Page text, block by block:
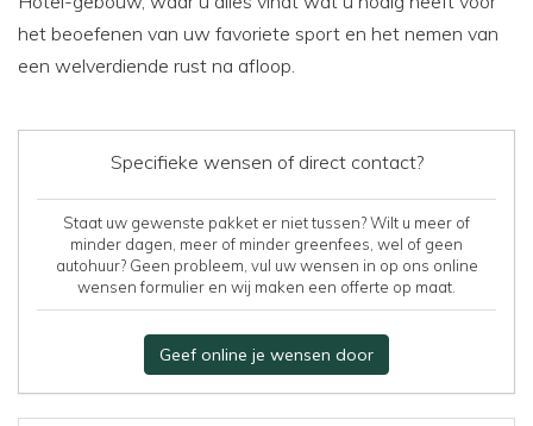
het beoefenen van uw favoriete sport en het nemen van
een welverdiende rust na afloop.
Specifieke wensen of direct contact?
Staat uw gewenste pakket er niet tussen? Wilt u meer of
minder dagen, meer of minder greenfees, wel of geen
autohuur? Geen probleem, vul uw wensen in op ons online
wensen formulier en wij maken een offerte op maat.
Geef online je wensen door